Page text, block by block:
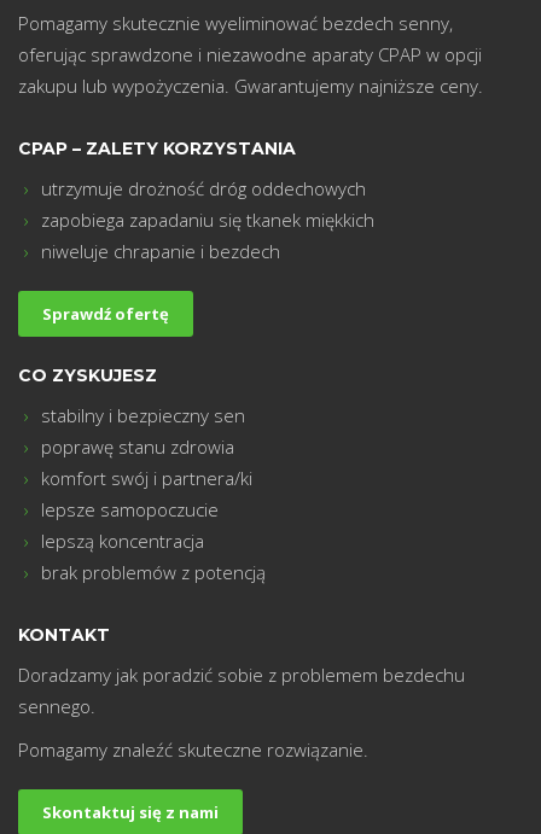
Pomagamy skutecznie wyeliminować bezdech senny,
oferując sprawdzone i niezawodne aparaty CPAP w opcji
zakupu lub wypożyczenia. Gwarantujemy najniższe ceny.
CPAP – ZALETY KORZYSTANIA
utrzymuje drożność dróg oddechowych
zapobiega zapadaniu się tkanek miękkich
niweluje chrapanie i bezdech
Sprawdź ofertę
CO ZYSKUJESZ
stabilny i bezpieczny sen
poprawę stanu zdrowia
komfort swój i partnera/ki
lepsze samopoczucie
lepszą koncentracja
brak problemów z potencją
KONTAKT
Doradzamy jak poradzić sobie z problemem bezdechu
sennego.
Pomagamy znaleźć skuteczne rozwiązanie.
Skontaktuj się z nami